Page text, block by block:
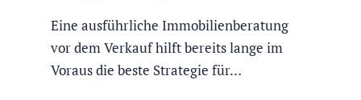
Eine ausführliche Immobilienberatung
vor dem Verkauf hilft bereits lange im
Voraus die beste Strategie für…